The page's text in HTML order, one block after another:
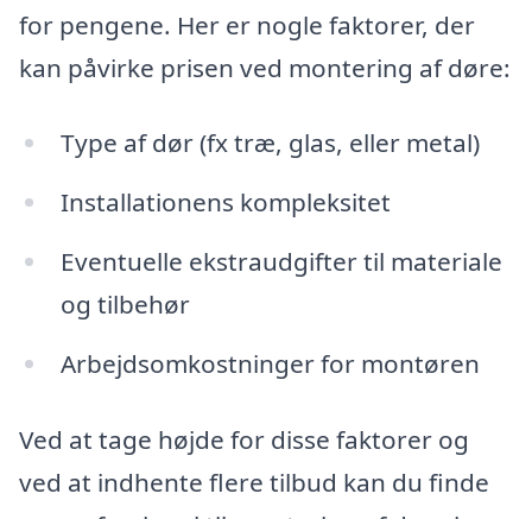
for pengene. Her er nogle faktorer, der
kan påvirke prisen ved montering af døre:
Type af dør (fx træ, glas, eller metal)
Installationens kompleksitet
Eventuelle ekstraudgifter til materiale
og tilbehør
Arbejdsomkostninger for montøren
Ved at tage højde for disse faktorer og
ved at indhente flere tilbud kan du finde